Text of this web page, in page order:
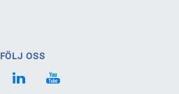
FÖLJ OSS